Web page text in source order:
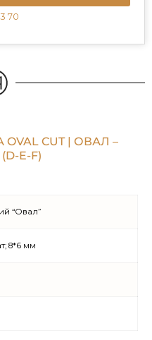
70
OVAL CUT | ОВАЛ –
E-F)
“Овал”
8*6 мм